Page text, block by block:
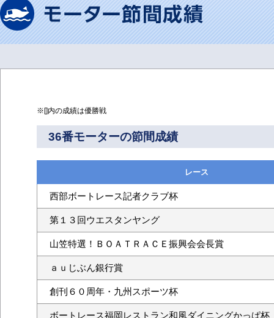
※[]内の成績は優勝戦
36番モーターの節間成績
レース
西部ボートレース記者クラブ杯
第１３回ウエスタンヤング
山笠特選！ＢＯＡＴＲＡＣＥ振興会会長賞
ａｕじぶん銀行賞
創刊６０周年・九州スポーツ杯
ボートレース福岡レストラン和風ダイニングかっぱ杯